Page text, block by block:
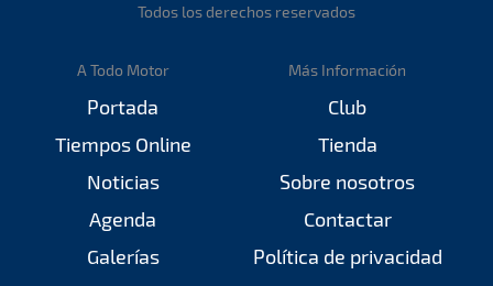
Todos los derechos reservados
A Todo Motor
Portada
Tiempos Online
Noticias
Agenda
Galerías
Más Información
Club
Tienda
Sobre nosotros
Contactar
Política de privacidad